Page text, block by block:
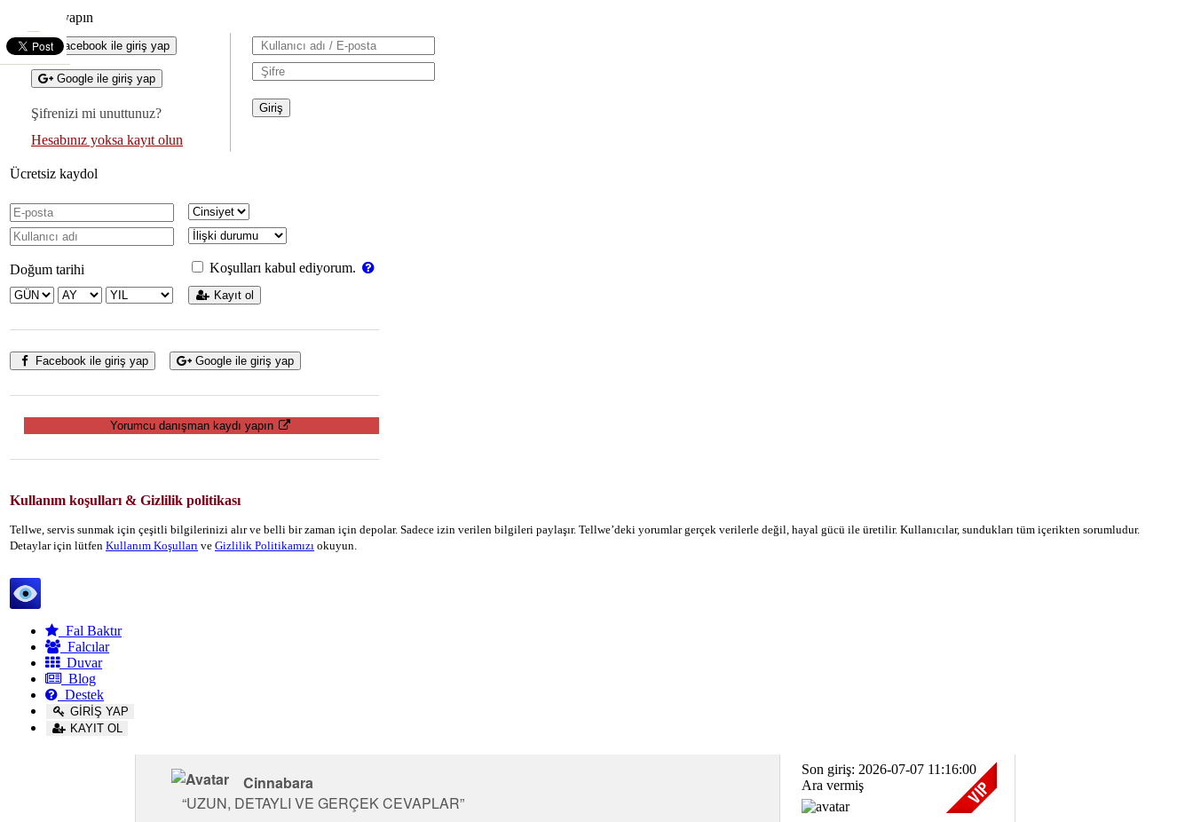
Giriş yapın
Facebook ile giriş yap
Google ile giriş yap
Şifrenizi mi unuttunuz?
Hesabınız yoksa kayıt olun
Ücretsiz kaydol
Doğum tarihi Koşulları kabul ediyorum.
Kayıt ol
Facebook ile giriş yap Google ile giriş yap
Yorumcu danışman kaydı yapın
Kullanım koşulları & Gizlilik politikası
Tellwe, servis sunmak için çeşitli bilgilerinizi alır ve belli bir zaman için depolar. Sadece izin verilen bilgileri paylaşır. Tellwe’deki yorumlar gerçek verilerle değil, hayal gücü ile üretilir. Kullanıcılar, sundukları tüm içerikten sorumludur.
Detaylar için lütfen Kullanım Koşulları ve Gizlilik Politikamızı okuyun.
Fal Baktır
Falcılar
Duvar
Blog
Destek
GİRİŞ YAP
KAYIT OL
Son giriş: 2026-07-07 11:16:00
Ara vermiş
Cinnabara
UZUN, DETAYLI VE GERÇEK CEVAPLAR